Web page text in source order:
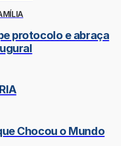
protocolo e abraça
Chocou o Mundo